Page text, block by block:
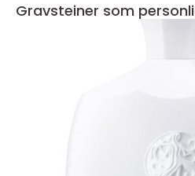
Gravsteiner som